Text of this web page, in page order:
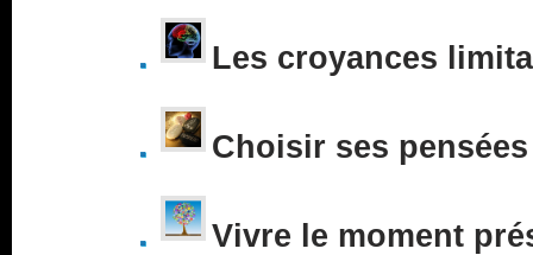
Les croyances
Choisir ses pensées
Vivre le moment